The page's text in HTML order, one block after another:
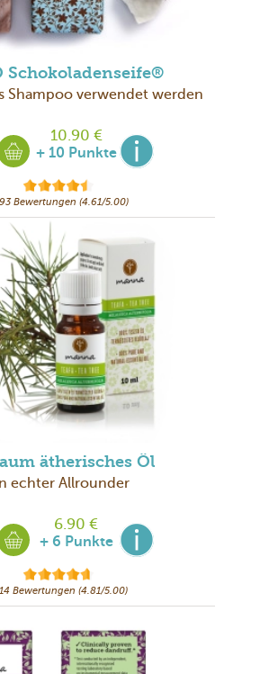
Schokoladenseife®
Shampoo verwendet werden
10.90 €
+ 10 Punkte
Bewertungen (4.61/5.00)
ätherisches Öl
echter Allrounder
6.90 €
+ 6 Punkte
Bewertungen (4.81/5.00)